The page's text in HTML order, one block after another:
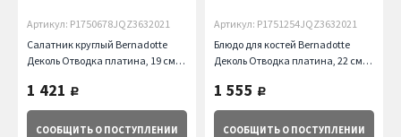
Артикул: P1750678JQZ3632021
Салатник круглый Bernadotte
Деколь Отводка платина, 19 см
1 421 руб.
СООБЩИТЬ О ПОСТУПЛЕНИИ
Артикул: P1751254JQZ3632021
Блюдо для костей Bernadotte
Деколь Отводка платина, 22 см
1 555 руб.
СООБЩИТЬ О ПОСТУПЛЕНИИ